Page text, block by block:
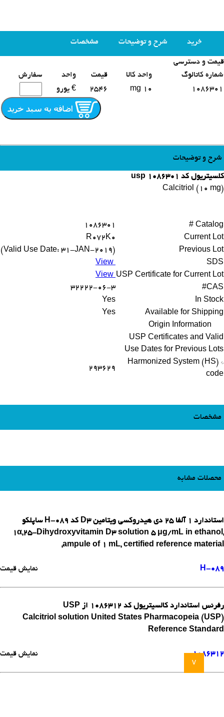
v
خرید شرح و توضیحات مشخصات
محصولات مشابه
قیمت و دسترسی
شماره کاتالوگ
واحد کالا قیمت واحد
سفارش
1086301
10 mg
2546 € یورو
شرح و توضیحات
کلسیتریول کد 1086301 usp
Calcitriol (10 mg)
Catalog #
1086301
Current Lot
R072K0
Previous Lot
Use Date: 31-JAN-2019)
SDS
USP Certificate for Current Lot
CAS#
32222-06-3
In Stock
Yes
Available for Shipping
Yes
USP Certificates and Valid
Use Dates for Previous Lots
* Harmonized System (HS)
code
293629
مشخصات
محصلات مشابه
استاندارد 1 آلفا 25 دی هیدروکسی ویتامین D3 کد H-089 ساپلکو
1α,25-Dihydroxyvitamin D3 solution 5 μg/mL in ethanol,
ampule of 1 mL, certified reference material,
H-089 نمایش قیمت
رفرنس استاندارد کالسیتریول کد 1086312 از USP
Calcitriol solution United States Pharmacopeia (USP)
Reference Standard
1086312 نمایش قیمت